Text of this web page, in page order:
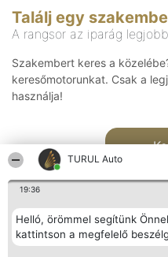
TURUL Auto
19:36
Helló, örömmel segítünk
kattintson a megfelelő
Találj egy
A rangsor az iparág
Szakembert keres a
keresőmotorunkat. Csak a
használja!